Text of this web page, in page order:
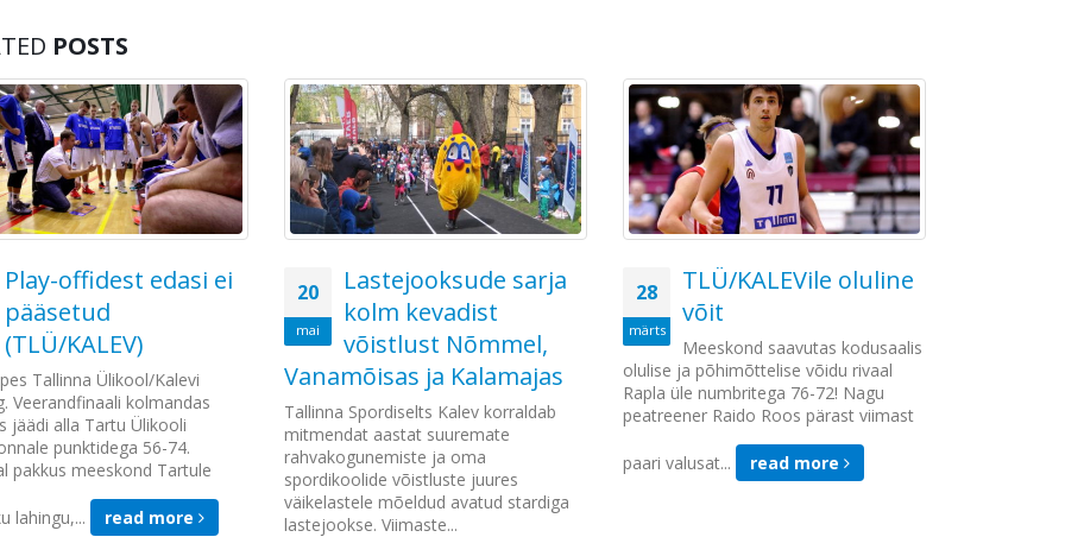
POSTS
Play-offidest edasi ei
pääsetud
(TLÜ/KALEV)
Tallinna Ülikool/Kalevi
Veerandfinaali kolmandas
jäädi alla Tartu Ülikooli
punktidega 56-74.
pakkus meeskond Tartule
lahingu,... read more
20
mai
Lastejooksude sarja
kolm kevadist
võistlust Nõmmel,
Vanamõisas ja Kalamajas
Tallinna Spordiselts Kalev korraldab
mitmendat aastat suuremate
rahvakogunemiste ja oma
spordikoolide võistluste juures
väikelastele mõeldud avatud stardiga
lastejookse. Viimaste...
28
märts
TLÜ/KALEVile oluline
võit
Meeskond saavutas kodusaalis
olulise ja põhimõttelise võidu rivaal
Rapla üle numbritega 76-72! Nagu
peatreener Raido Roos pärast viimast
paari valusat... read more